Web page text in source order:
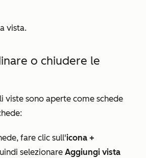
vista.
o chiudere le
viste sono aperte come schede
fare clic sull'icona +
selezionare Aggiungi vista